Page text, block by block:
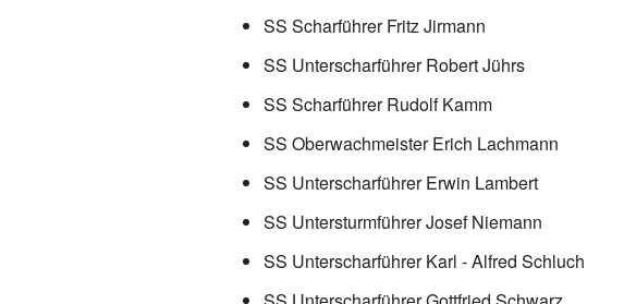
SS Scharführer Fritz Jirmann
SS Unterscharführer Robert Jührs
SS Scharführer Rudolf Kamm
SS Oberwachmeister Erich Lachmann
SS Unterscharführer Erwin Lambert
SS Untersturmführer Josef Niemann
SS Unterscharführer Karl - Alfred Schluch